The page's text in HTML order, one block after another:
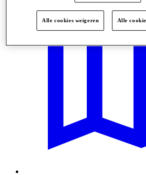
Alle cookies weigeren Alle